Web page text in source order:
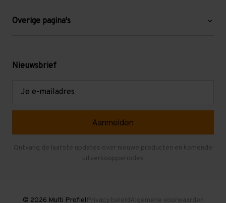
Blog
Levering en afhalen
Overige pagina's
Mezzanine
Verdiepingsvloeren
Gebruikte entresolvloeren
Nieuwsbrief
Ontvang de laatste updates over nieuwe producten en komende
uitverkoopperiodes
© 2026 Multi ProfielPrivacy beleidAlgemene voorwaarden